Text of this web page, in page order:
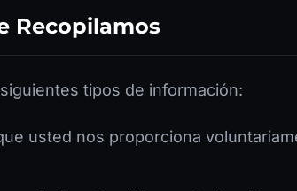
Recopilamos
tipos de información:
usted nos proporciona